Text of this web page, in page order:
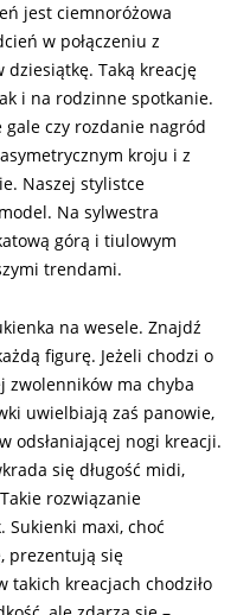
jest ciemnoróżowa
w połączeniu z
dziesiątkę. Taką kreację
i na rodzinne spotkanie.
gale czy rozdanie nagród
kroju i z
Naszej stylistce
Na sylwestra
górą i tiulowym
trendami.
na wesele. Znajdź
figurę. Jeżeli chodzi o
zwolenników ma chyba
uwielbiają zaś panowie,
odsłaniającej nogi kreacji.
się długość midi,
rozwiązanie
maxi, choć
prezentują się
takich kreacjach chodziło